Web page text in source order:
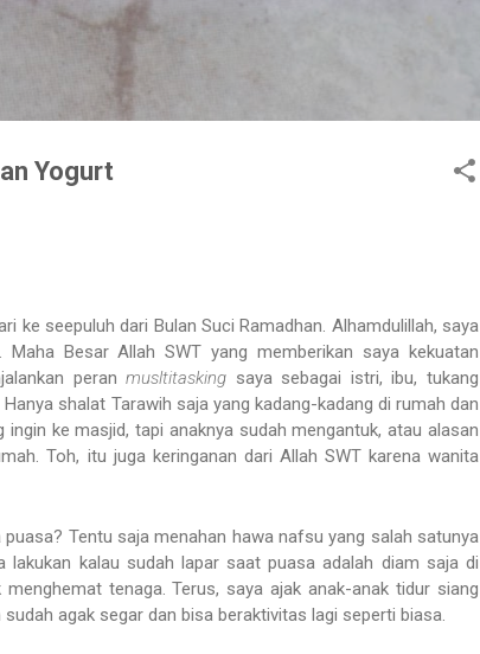
Skip to main content
Yogurt
ke seepuluh dari Bulan Suci Ramadhan. Alhamdulillah, saya
Besar Allah SWT yang memberikan saya kekuatan
peranmusltitasking saya sebagai istri, ibu, tukang
shalat Tarawih saja yang kadang-kadang di rumah dan
ke masjid, tapi anaknya sudah mengantuk, atau alasan
Toh, itu juga keringanan dari Allah SWT karena wanita
Tentu saja menahan hawa nafsu yang salah satunya
lakukan kalau sudah lapar saat puasa adalah diam saja di
tenaga. Terus, saya ajak anak-anak tidur siang
agak segar dan bisa beraktivitas lagi seperti biasa.